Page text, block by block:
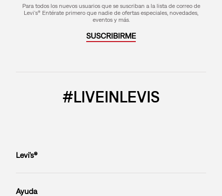
Para todos los nuevos usuarios que se suscriban a la lista de correo de
Levi's® Entérate primero que nadie de ofertas especiales, novedades,
eventos y más.
SUSCRIBIRME
#LIVEINLEVIS
Levi’s®
Ayuda